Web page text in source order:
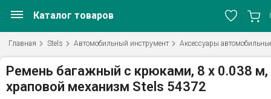
Каталог товаров
Главная Stels Автомобильный инструмент Аксессуары
Ремень багажный с крюками, 8 x 0.038 м,
храповой механизм Stels 54372